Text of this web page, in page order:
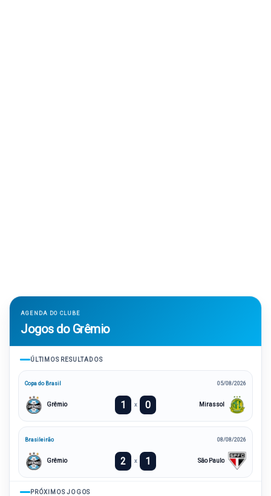
AGENDA DO CLUBE
Jogos do Grêmio
ÚLTIMOS RESULTADOS
Copa do Brasil 05/08/2026
Grêmio 1 x 0 Mirassol
Brasileirão 08/08/2026
Grêmio 2 x 1 São Paulo
PRÓXIMOS JOGOS